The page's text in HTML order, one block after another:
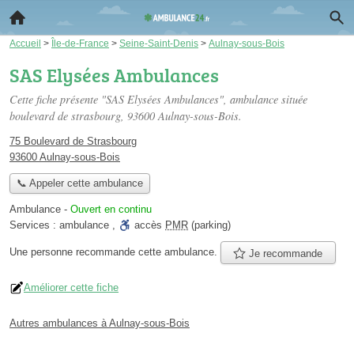
Accueil > Île-de-France > Seine-Saint-Denis > Aulnay-sous-Bois
SAS Elysées Ambulances
Cette fiche présente "SAS Elysées Ambulances", ambulance située
boulevard de strasbourg, 93600 Aulnay-sous-Bois.
75 Boulevard de Strasbourg
93600 Aulnay-sous-Bois
📞 Appeler cette ambulance
Ambulance - Ouvert en continu
Services : ambulance , accès PMR (parking)
Une personne recommande cette ambulance. Je recommande
Améliorer cette fiche
Autres ambulances à Aulnay-sous-Bois